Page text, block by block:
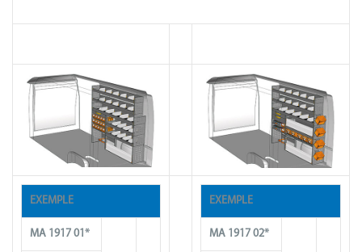
EXEMPLE
MA 1917 01*
EXEMPLE
MA 1917 02*